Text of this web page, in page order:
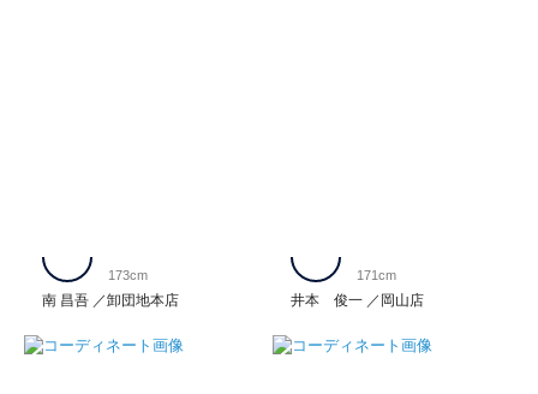
南 昌吾 卸団地本店
173cm
井本 俊一 岡山店
171cm